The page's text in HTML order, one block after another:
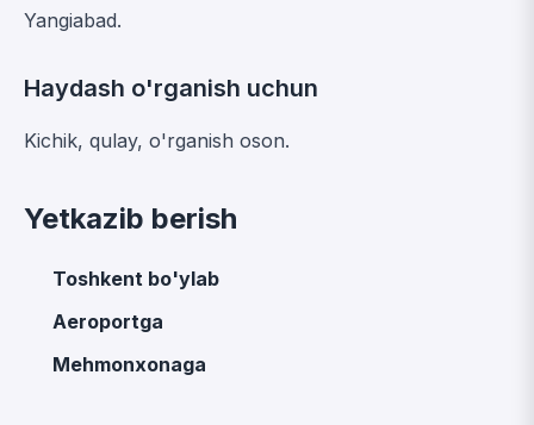
Yangiabad.
Haydash o'rganish uchun
Kichik, qulay, o'rganish oson.
Yetkazib berish
Toshkent bo'ylab
Aeroportga
Mehmonxonaga